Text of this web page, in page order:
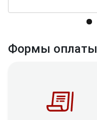
Формы оплаты